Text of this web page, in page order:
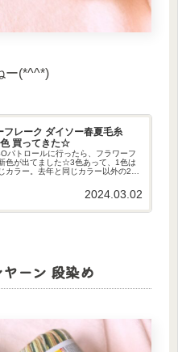
ー(*^^*)
フレーク ダイソー春夏毛糸
買ってきた☆
パトロールに行ったら、フラワーフ
色が出てました☆3色あって、1色は
カラー。去年と同じカラー以外の2色
ベンダー材質・重さ・長さ材質 : 綿
ン...
2024.03.02
ーン 段染め